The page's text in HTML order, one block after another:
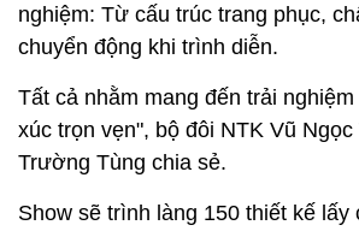
nghiệm: Từ cấu trúc trang phục,
chuyển động khi trình diễn.
Tất cả nhằm mang đến trải
xúc trọn vẹn", bộ đôi NTK Vũ
Trường Tùng chia sẻ.
Show sẽ trình làng 150 thiết kế